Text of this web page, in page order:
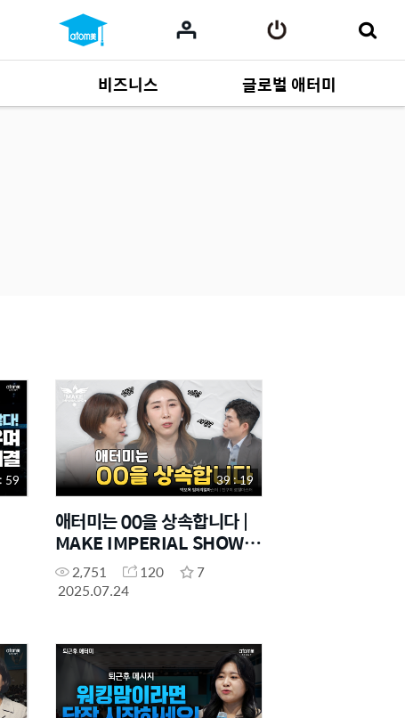
비즈니스
사업 자료165
글로벌 애터미
59 39 : 19
애터미는 00을 상속합니다 |
MAKE IMPERIAL SHOW
EP.32,751 120
7
2025.07.24